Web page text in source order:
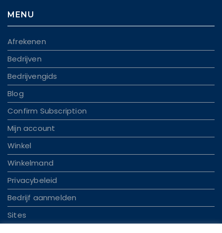
MENU
Afrekenen
Bedrijven
Bedrijvengids
Blog
Confirm Subscription
Mijn account
Winkel
Winkelmand
Privacybeleid
Bedrijf aanmelden
Sites